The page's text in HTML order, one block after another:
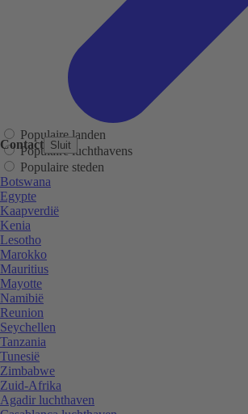
Contact Sluit
Populaire landen
Populaire luchthavens
Populaire steden
Botswana
Egypte
Kaapverdië
Kenia
Lesotho
Marokko
Mauritius
Mayotte
Namibië
Reunion
Seychellen
Tanzania
Tunesië
Zimbabwe
Zuid-Afrika
Agadir luchthaven